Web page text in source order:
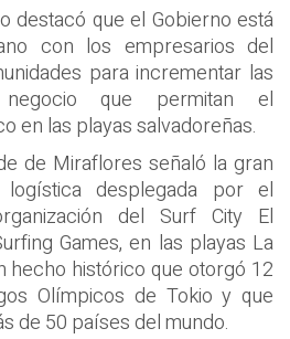
destacó que el Gobierno está
con los empresarios del
para incrementar las
que permitan el
en las playas salvadoreñas.
de Miraflores señaló la gran
desplegada por el
del Surf City El
Games, en las playas La
hecho histórico que otorgó 12
Olímpicos de Tokio y que
de 50 países del mundo.